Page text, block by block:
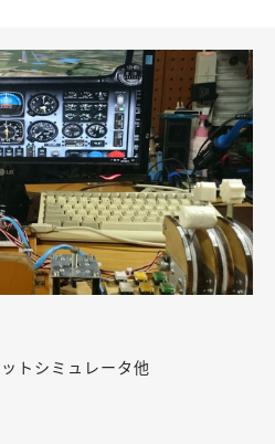
トシミュレータ他